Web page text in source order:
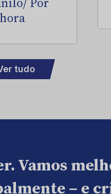
Por
tudo
Vamos
– e